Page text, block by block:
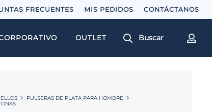
FRECUENTES MIS PEDIDOS
OUTLET Buscar
PULSERAS DE PLATA PARA HOMBRE